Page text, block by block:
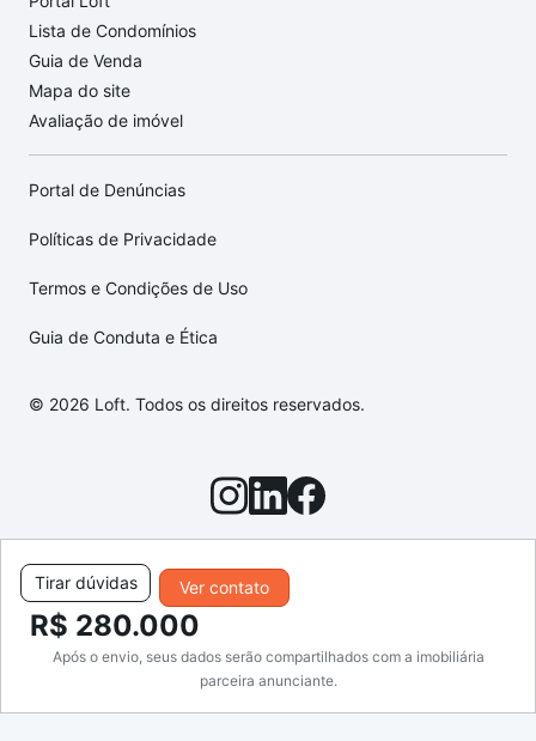
Ver contato
Tirar dúvidas
R$ 280.000
Após o envio, seus dados serão compartilhados com a imobiliária
parceira anunciante.
Lista de Condomínios
Guia de Venda
Mapa do site
Avaliação de imóvel
Portal de Denúncias
Políticas de Privacidade
Termos e Condições de Uso
Guia de Conduta e Ética
© 2026 Loft. Todos os direitos reservados.